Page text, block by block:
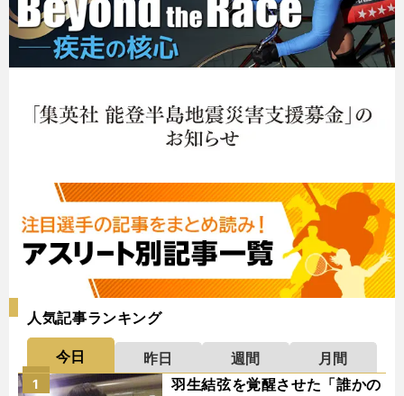
人気記事ランキング
今日 昨日 週間
月間
羽生結弦を覚醒させた「誰かの
1